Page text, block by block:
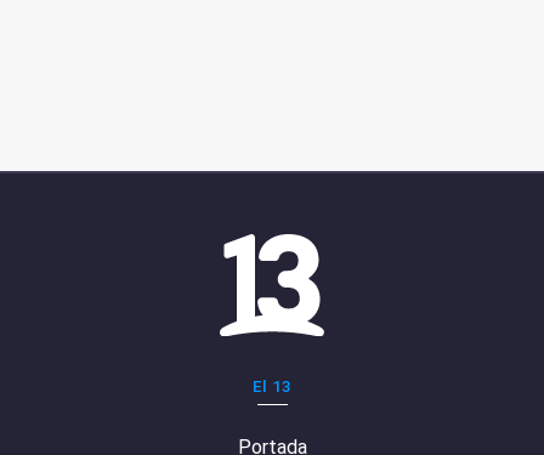
El 13
Portada